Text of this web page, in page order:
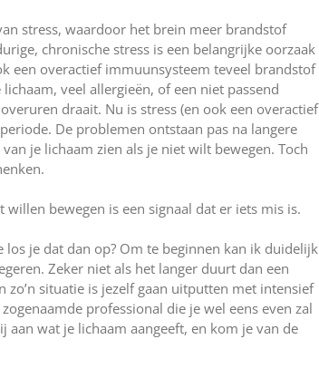
stress, waardoor het brein meer brandstof
chronische stress is een belangrijke oorzaak
een overactief immuunsysteem teveel brandstof
veel allergieën, of een niet passend
draait. Nu is stress (en ook een overactief
De problemen ontstaan pas na langere
je lichaam zien als je niet wilt bewegen. Toch
bewegen is een signaal dat er iets mis is.
je dat dan op? Om te beginnen kan ik duidelijk
Zeker niet als het langer duurt dan een
situatie is jezelf gaan uitputten met intensief
professional die je wel eens even zal
wat je lichaam aangeeft, en kom je van de